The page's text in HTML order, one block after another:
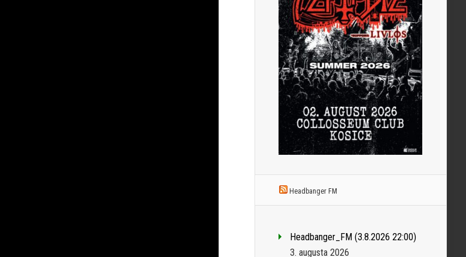
Headbanger FM
Headbanger_FM (3.8.2026 22:00)
3. augusta 2026